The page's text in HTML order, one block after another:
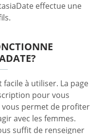
effectue une
facile à utiliser. La page
pour vous
permet de profiter
avec les femmes.
suffit de renseigner